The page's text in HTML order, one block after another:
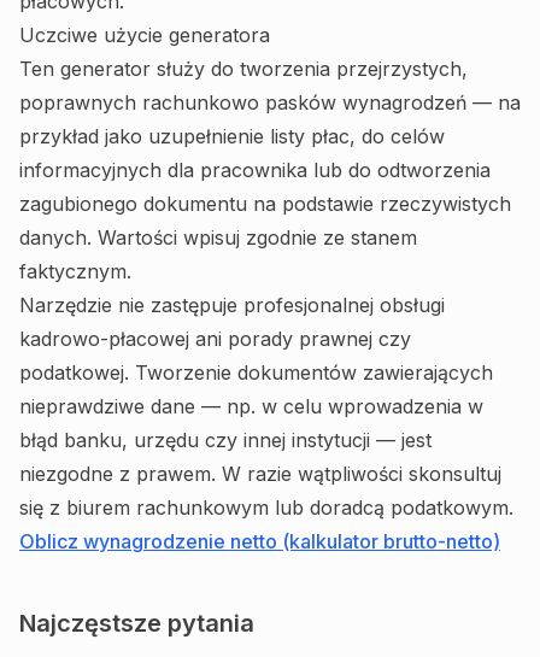
Uczciwe użycie generatora
Ten generator służy do tworzenia przejrzystych,
poprawnych rachunkowo pasków wynagrodzeń — na
przykład jako uzupełnienie listy płac, do celów
informacyjnych dla pracownika lub do odtworzenia
zagubionego dokumentu na podstawie rzeczywistych
danych. Wartości wpisuj zgodnie ze stanem
faktycznym.
Narzędzie nie zastępuje profesjonalnej obsługi
kadrowo-płacowej ani porady prawnej czy
podatkowej. Tworzenie dokumentów zawierających
nieprawdziwe dane — np. w celu wprowadzenia w
błąd banku, urzędu czy innej instytucji — jest
niezgodne z prawem. W razie wątpliwości skonsultuj
się z biurem rachunkowym lub doradcą podatkowym.
Oblicz wynagrodzenie netto (kalkulator brutto-netto)
Najczęstsze pytania